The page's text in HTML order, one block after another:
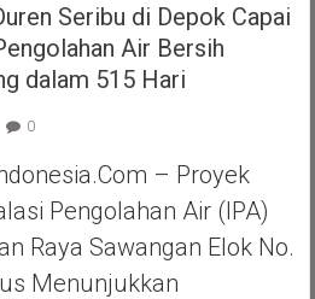
Seribu di Depok Capai
Air Bersih
dalam 515 Hari
0
– Proyek
Pengolahan Air (IPA)
Raya Sawangan Elok No.
Menunjukkan